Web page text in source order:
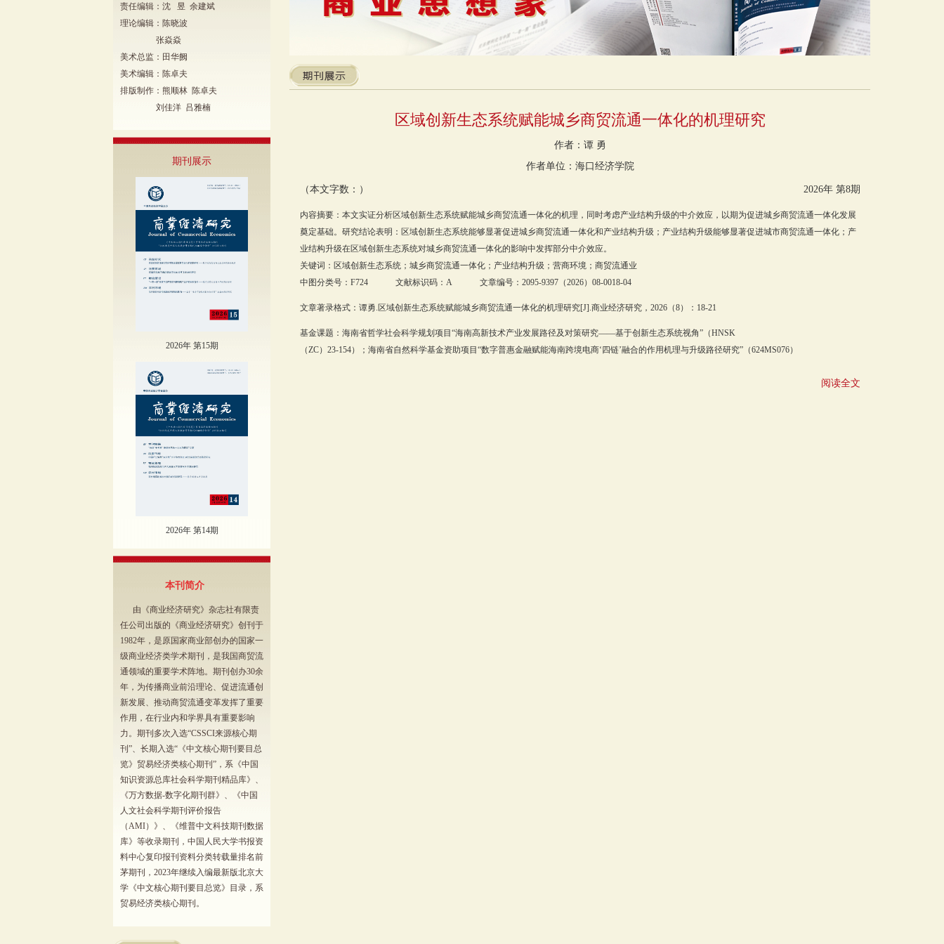
责任编辑：沈 昱 余建斌
理论编辑：陈晓波
张焱焱
美术总监：田华阙
美术编辑：陈卓夫
排版制作：熊顺林 陈卓夫
刘佳洋 吕雅楠
期刊展示
2026年 第15期
2026年 第14期
本刊简介
由《商业经济研究》杂志社有限责
任公司出版的《商业经济研究》创刊于
1982年，是原国家商业部创办的国家一
级商业经济类学术期刊，是我国商贸流
通领域的重要学术阵地。期刊创办30余
年，为传播商业前沿理论、促进流通创
新发展、推动商贸流通变革发挥了重要
作用，在行业内和学界具有重要影响
力。期刊多次入选“CSSCI来源核心期
刊”、长期入选“《中文核心期刊要目总
览》贸易经济类核心期刊”，系《中国
知识资源总库社会科学期刊精品库》、
《万方数据-数字化期刊群》、《中国
人文社会科学期刊评价报告
（AMI）》、《维普中文科技期刊数据
库》等收录期刊，中国人民大学书报资
料中心复印报刊资料分类转载量排名前
茅期刊，2023年继续入编最新版北京大
学《中文核心期刊要目总览》目录，系
贸易经济类核心期刊。
区域创新生态系统赋能城乡商贸流通一体化的机理研究
作者：谭 勇
作者单位：海口经济学院
（本文字数：） 2026年 第8期
内容摘要：本文实证分析区域创新生态系统赋能城乡商贸流通一体化的机理，同时考虑产业结构升级的中介效应，以期为促进城乡商贸流通一体化发展
奠定基础。研究结论表明：区域创新生态系统能够显著促进城乡商贸流通一体化和产业结构升级；产业结构升级能够显著促进城市商贸流通一体化；产
业结构升级在区域创新生态系统对城乡商贸流通一体化的影响中发挥部分中介效应。
关键词：区域创新生态系统；城乡商贸流通一体化；产业结构升级；营商环境；商贸流通业
中图分类号：F724 文献标识码：A 文章编号：2095-9397（2026）08-0018-04
文章著录格式：谭勇.区域创新生态系统赋能城乡商贸流通一体化的机理研究[J].商业经济研究，2026（8）：18-21
基金课题：海南省哲学社会科学规划项目“海南高新技术产业发展路径及对策研究——基于创新生态系统视角”（HNSK
（ZC）23-154）；海南省自然科学基金资助项目“数字普惠金融赋能海南跨境电商‘四链’融合的作用机理与升级路径研究”（624MS076）
阅读全文